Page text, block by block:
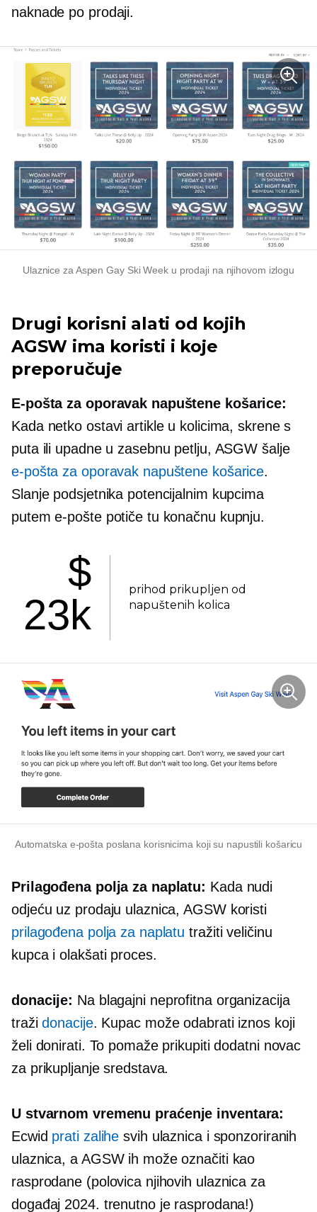
naknade po prodaji.
Ulaznice za Aspen Gay Ski Week u prodaji na njihovom izlogu
Drugi korisni alati od kojih
AGSW ima koristi i koje
preporučuje
E-pošta za oporavak napuštene košarice:
Kada netko ostavi artikle u kolicima, skrene s
puta ili upadne u zasebnu petlju, ASGW šalje
e-pošta za oporavak napuštene košarice.
Slanje podsjetnika potencijalnim kupcima
putem e-pošte potiče tu konačnu kupnju.
$
23k
prihod prikupljen od
napuštenih kolica
Automatska e-pošta poslana korisnicima koji su napustili košaricu
Prilagođena polja za naplatu: Kada nudi
odjeću uz prodaju ulaznica, AGSW koristi
prilagođena polja za naplatu tražiti veličinu
kupca i olakšati proces.
donacije: Na blagajni neprofitna organizacija
tražidonacije. Kupac može odabrati iznos koji
želi donirati. To pomaže prikupiti dodatni novac
za prikupljanje sredstava.
U stvarnom vremenu praćenje inventara:
Ecwid prati zalihe svih ulaznica i sponzoriranih
ulaznica, a AGSW ih može označiti kao
rasprodane (polovica njihovih ulaznica za
događaj 2024. trenutno je rasprodana!)